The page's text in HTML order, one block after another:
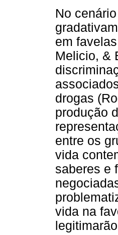
No
em
Melicio, &
drogas
produção
entre os
vida
saberes e
vida na